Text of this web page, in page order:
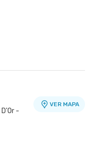
-
VER MAPA